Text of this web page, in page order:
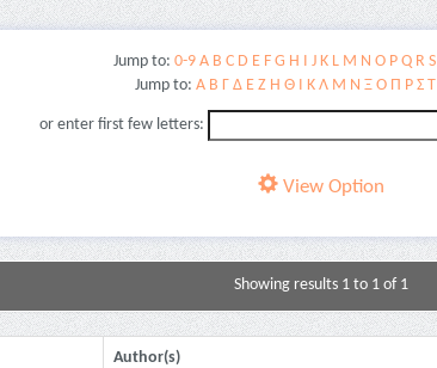
Jump to: 0-9 A B C D E F G H I J K L M N O P Q R S
Jump to: Α Β Γ Δ Ε Ζ Η Θ Ι Κ Λ Μ Ν Ξ Ο Π Ρ Σ Τ
or enter first few letters:
View Option
Showing results 1 to 1 of 1
Author(s)